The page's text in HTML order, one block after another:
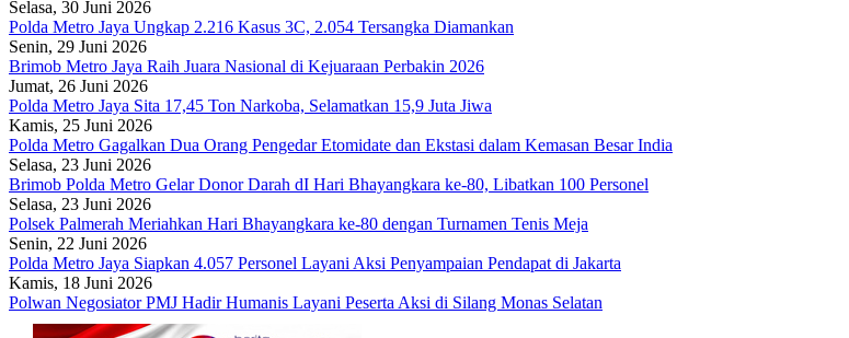
Selasa, 30 Juni 2026
Polda Metro Jaya Ungkap 2.216 Kasus 3C, 2.054 Tersangka Diamankan
Senin, 29 Juni 2026
Brimob Metro Jaya Raih Juara Nasional di Kejuaraan Perbakin 2026
Jumat, 26 Juni 2026
Polda Metro Jaya Sita 17,45 Ton Narkoba, Selamatkan 15,9 Juta Jiwa
Kamis, 25 Juni 2026
Polda Metro Gagalkan Dua Orang Pengedar Etomidate dan Ekstasi dalam Kemasan Besar India
Selasa, 23 Juni 2026
Brimob Polda Metro Gelar Donor Darah dI Hari Bhayangkara ke-80, Libatkan 100 Personel
Selasa, 23 Juni 2026
Polsek Palmerah Meriahkan Hari Bhayangkara ke-80 dengan Turnamen Tenis Meja
Senin, 22 Juni 2026
Polda Metro Jaya Siapkan 4.057 Personel Layani Aksi Penyampaian Pendapat di Jakarta
Kamis, 18 Juni 2026
Polwan Negosiator PMJ Hadir Humanis Layani Peserta Aksi di Silang Monas Selatan